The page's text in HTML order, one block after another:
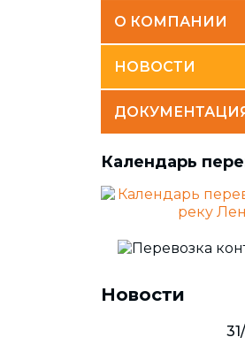
О КОМПАНИИ
НОВОСТИ
Календарь
Новости